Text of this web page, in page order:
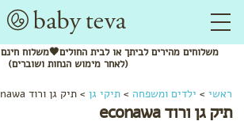
משלוחיםמהיריםלביתך או לבית החולים🖤משלוחחינם
(לאחר מימוש הנחות ושוברים)
ראשי > ילדים ומשפחה > תיקי גן > תיק גן ורוד econawa
תיק גן ורוד econawa